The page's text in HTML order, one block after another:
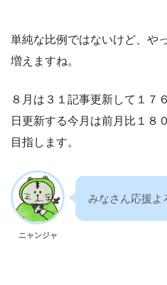
単純な比例ではないけど、や
増えますね。
８月は３１記事更新して１７
日更新する今月は前月比１８
目指します。
ニャンジャ
みなさん応援よ